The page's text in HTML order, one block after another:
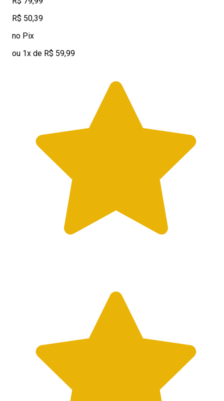
R$ 50,39
no Pix
ou 1x de R$ 59,99